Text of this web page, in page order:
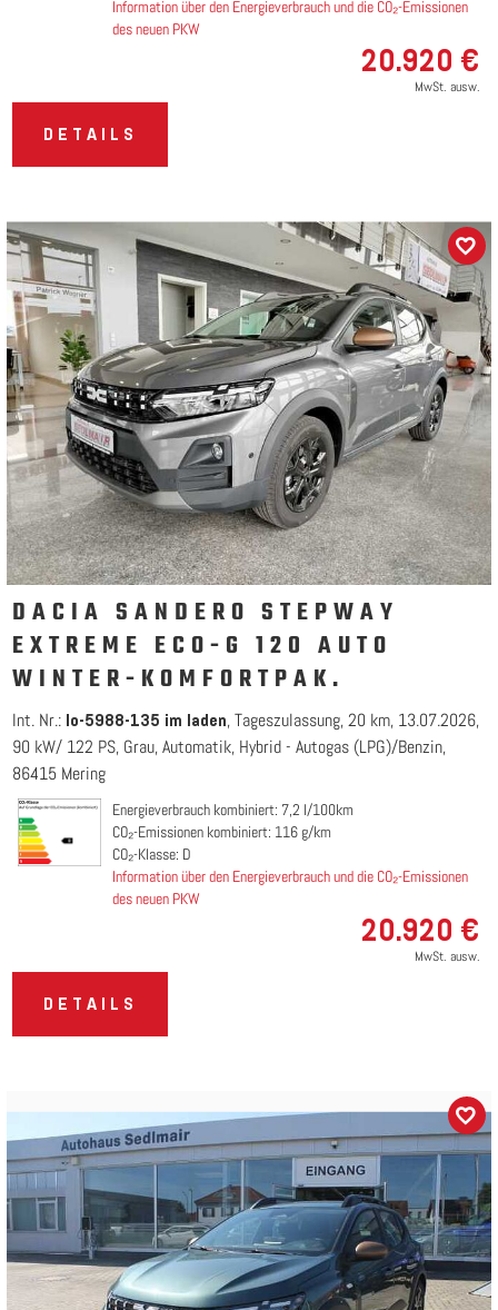
Information über den Energieverbrauch und die CO₂-Emissionen
des neuen PKW
20.920 €
MwSt. ausw.
DETAILS
DACIA SANDERO STEPWAY
EXTREME ECO-G 120 AUTO
WINTER-KOMFORTPAK.
Int. Nr.: lo-5988-135 im laden Tageszulassung 20 km 13.07.2026
90 kW/ 122 PS Grau Automatik Hybrid - Autogas (LPG)/Benzin
86415 Mering
Energieverbrauch kombiniert: 7,2 l/100km
CO₂-Emissionen kombiniert: 116 g/km
CO₂-Klasse: D
Information über den Energieverbrauch und die CO₂-Emissionen
des neuen PKW
20.920 €
MwSt. ausw.
DETAILS